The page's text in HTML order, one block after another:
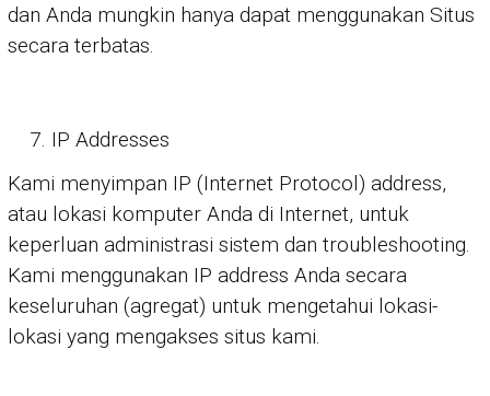
dan Anda mungkin hanya dapat menggunakan Situs
secara terbatas.
IP Addresses
Kami menyimpan IP (Internet Protocol) address,
atau lokasi komputer Anda di Internet, untuk
keperluan administrasi sistem dan troubleshooting.
Kami menggunakan IP address Anda secara
keseluruhan (agregat) untuk mengetahui lokasi-
lokasi yang mengakses situs kami.